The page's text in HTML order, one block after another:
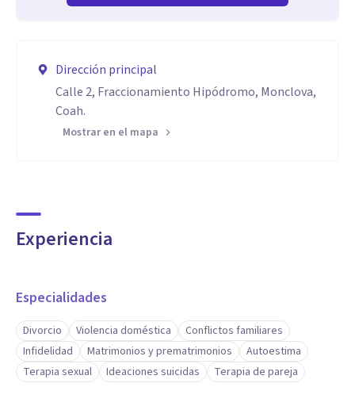
Dirección principal
Calle 2, Fraccionamiento Hipódromo, Monclova,
Coah.
Mostrar en el mapa
Experiencia
Especialidades
Divorcio Violencia doméstica
Conflictos familiares
Infidelidad
Matrimonios y prematrimonios
Autoestima
Terapia sexual
Ideaciones suicidas Terapia de pareja